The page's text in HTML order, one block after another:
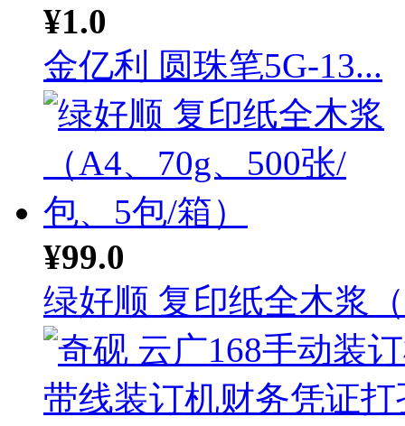
¥1.0
金亿利 圆珠笔5G-13...
¥99.0
绿好顺 复印纸全木浆